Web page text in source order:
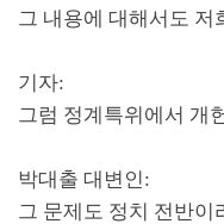
그 내용에 대해서도 저
기자:
그럼 정계특위에서 개
박대출 대변인:
그 문제도 정치 전반이